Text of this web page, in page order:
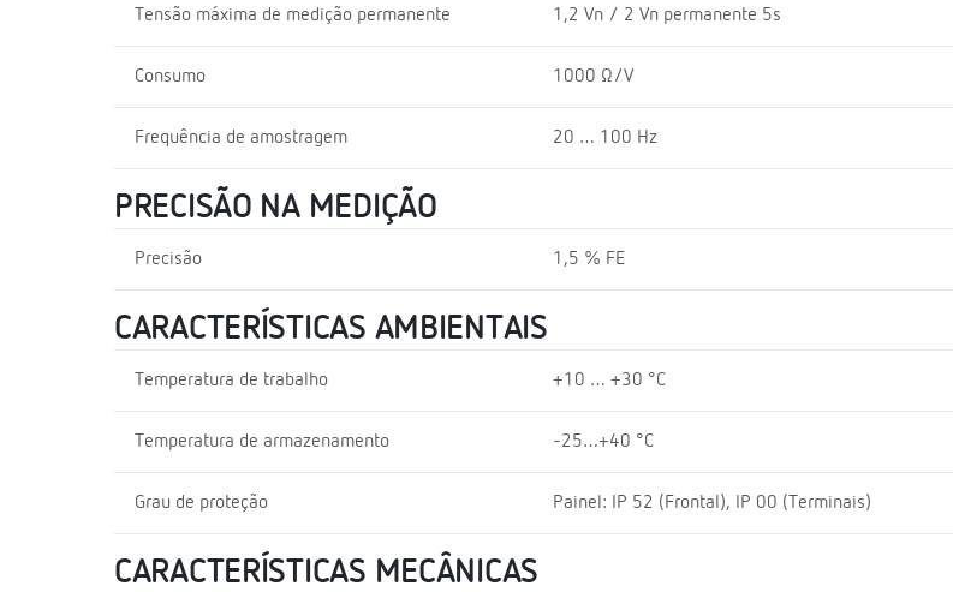
Tensão máxima de medição permanente 1,2 Vn / 2 Vn permanente 5s
Consumo 1000 Ω/V
Frequência de amostragem 20 … 100 Hz
PRECISÃO NA MEDIÇÃO
Precisão 1,5 % FE
CARACTERÍSTICAS AMBIENTAIS
Temperatura de trabalho +10 … +30 °C
Temperatura de armazenamento -25…+40 °C
Grau de proteção Painel: IP 52 (Frontal), IP 00 (Terminais)
CARACTERÍSTICAS MECÂNICAS